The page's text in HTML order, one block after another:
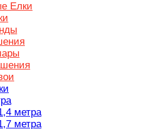
Елки
метра
метра